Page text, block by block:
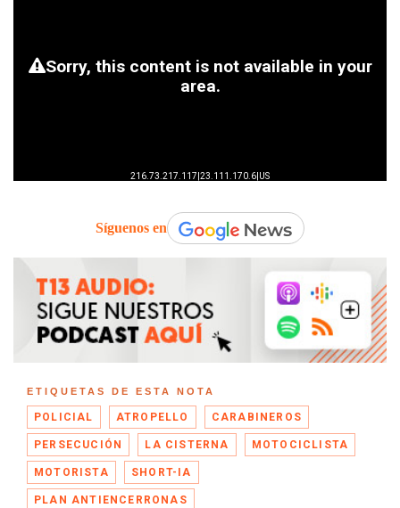
Síguenos en
ETIQUETAS DE ESTA NOTA
POLICIAL ATROPELLO CARABINEROS
PERSECUCIÓN LA CISTERNA MOTOCICLISTA
MOTORISTA SHORT-IA
PLAN ANTIENCERRONAS